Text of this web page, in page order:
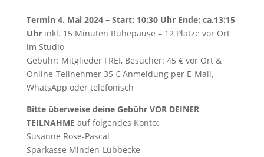
Termin 4. Mai 2024 – Start: 10:30 Uhr Ende: ca.13:15
Uhrinkl. 15 Minuten Ruhepause – 12 Plätze vor Ort
im Studio
Gebühr: Mitglieder FREI, Besucher: 45 € vor Ort &
Online-Teilnehmer 35 € Anmeldung per E-Mail,
WhatsApp oder telefonisch
Bitte überweise deine Gebühr VOR DEINER
TEILNAHME auf folgendes Konto:
Susanne Rose-Pascal
Sparkasse Minden-Lübbecke